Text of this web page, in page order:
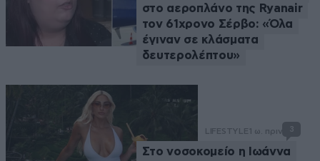
στο αεροπλάνο της Ryanair
τον 61χρονο Σέρβο: «Όλα
έγιναν σε κλάσματα
δευτερολέπτου»
LIFESTYLE 1 ω. πριν 3
Στο νοσοκομείο η Ιωάννα